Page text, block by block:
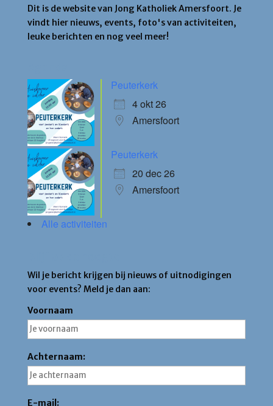
Dit is de website van Jong Katholiek Amersfoort. Je
vindt hier nieuws, events, foto's van activiteiten,
leuke berichten en nog veel meer!
Peuterkerk
4 okt 26
Amersfoort
Peuterkerk
20 dec 26
Amersfoort
Alle activiteiten
Wil je bericht krijgen bij nieuws of uitnodigingen
voor events? Meld je dan aan:
Voornaam
Achternaam:
E-mail: